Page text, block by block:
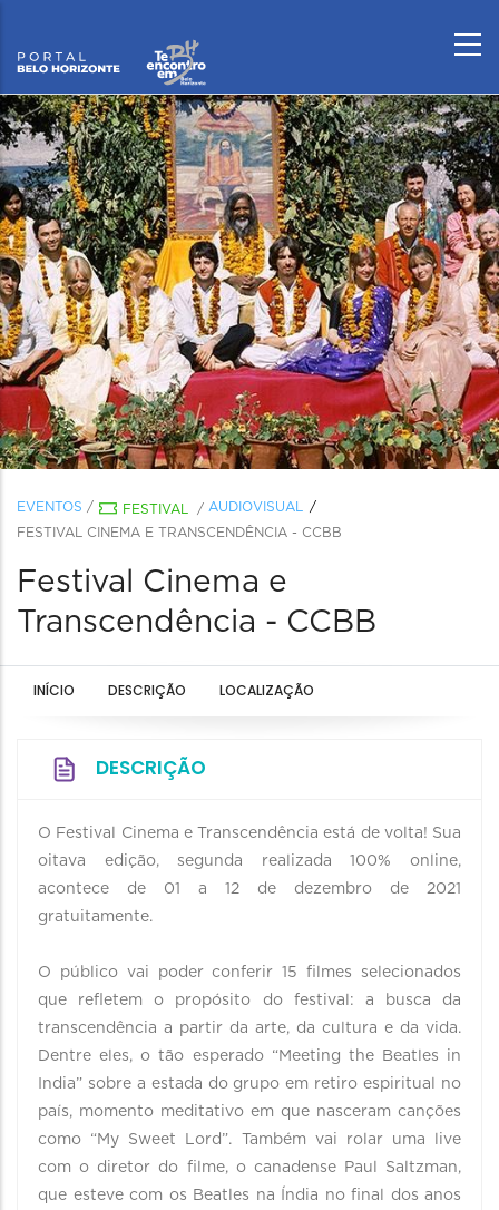
EVENTOS / FESTIVAL / AUDIOVISUAL
FESTIVAL CINEMA E TRANSCENDÊNCIA - CCBB
Festival Cinema e
Transcendência - CCBB
INÍCIO DESCRIÇÃO LOCALIZAÇÃO
DESCRIÇÃO
O Festival Cinema e Transcendência está de volta! Sua
oitava edição, segunda realizada 100% online,
acontece de 01 a 12 de dezembro de 2021
gratuitamente.
O público vai poder conferir 15 filmes selecionados
que refletem o propósito do festival: a busca da
transcendência a partir da arte, da cultura e da vida.
Dentre eles, o tão esperado “Meeting the Beatles in
India” sobre a estada do grupo em retiro espiritual no
país, momento meditativo em que nasceram canções
como “My Sweet Lord”. Também vai rolar uma live
com o diretor do filme, o canadense Paul Saltzman,
que esteve com os Beatles na Índia no final dos anos